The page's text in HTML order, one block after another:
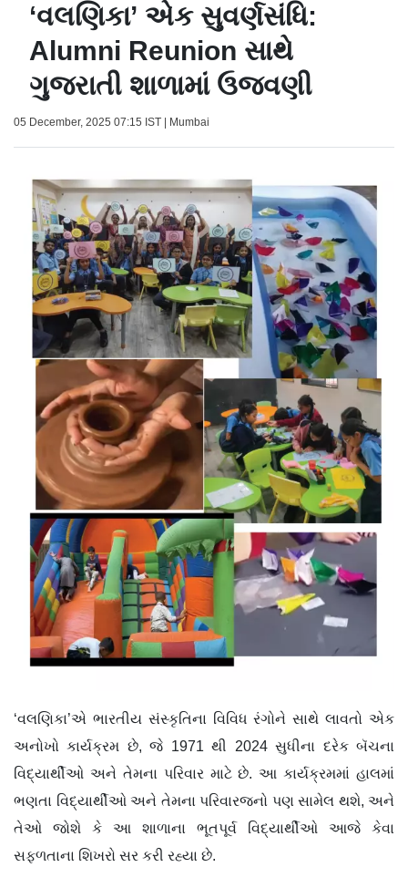
‘વલણિકા’ એક સુવર્ણસંધિ:
Alumni Reunion સાથે
ગુજરાતી શાળામાં ઉજવણી
05 December, 2025 07:15 IST | Mumbai
‘વલણિકા’એ ભારતીય સંસ્કૃતિના વિવિધ રંગોને સાથે લાવતો એક
અનોખો કાર્યક્રમ છે,જે 1971થી 2024સુધીના દરેક બૅચના
વિદ્યાર્થીઓ અને તેમના પરિવાર માટે છે. આ કાર્યક્રમમાં હાલમાં
ભણતા વિદ્યાર્થીઓ અને તેમના પરિવારજનો પણ સામેલ થશે, અને
તેઓ જોશે કે આ શાળાના ભૂતપૂર્વ વિદ્યાર્થીઓ આજે કેવા
સફળતાના શિખરો સર કરી રહ્યા છે.